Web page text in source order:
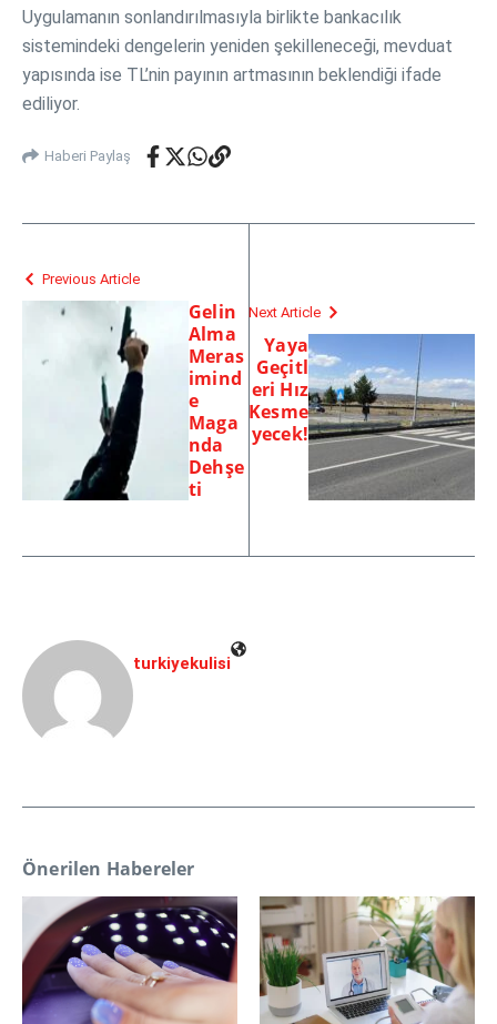
Uygulamanın sonlandırılmasıyla birlikte bankacılık
sistemindeki dengelerin yeniden şekilleneceği, mevduat
yapısında ise TL’nin payının artmasının beklendiği ifade
ediliyor.
Haberi Paylaş
Previous Article
Gelin
Alma
Meras
imind
e
Maga
nda
Dehşe
ti
Next Article
Yaya
Geçitl
eri Hız
Kesme
yecek!
turkiyekulisi
Önerilen Habereler